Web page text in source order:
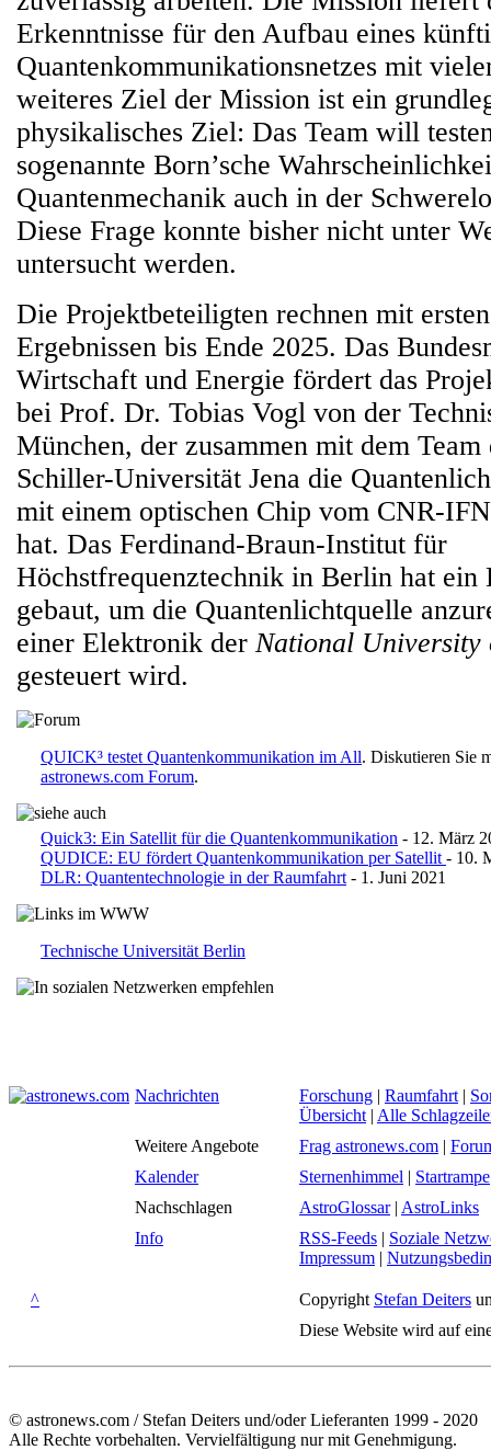
Erkenntnisse für den Aufbau eines
Quantenkommunikationsnetzes mit
weiteres Ziel der Mission ist ein
physikalisches Ziel: Das Team will
sogenannte Born’sche
Quantenmechanik auch in der
Diese Frage konnte bisher nicht unter
untersucht werden.
Die Projektbeteiligten rechnen mit
Ergebnissen bis Ende 2025. Das
Wirtschaft und Energie fördert das
bei Prof. Dr. Tobias Vogl von der
München, der zusammen mit dem
Schiller-Universität Jena die
mit einem optischen Chip vom CNR-
hat. Das Ferdinand-Braun-Institut für
Höchstfrequenztechnik in Berlin hat ein
gebaut, um die Quantenlichtquelle
einer Elektronik der National University
gesteuert wird.
QUICK³ testet Quantenkommunikation im All. Diskutieren Sie
astronews.com Forum.
Quick3: Ein Satellit für die Quantenkommunikation - 12. März
QUDICE: EU fördert Quantenkommunikation per Satellit - 10.
DLR: Quantentechnologie in der Raumfahrt - 1. Juni 2021
Technische Universität Berlin
Nachrichten Forschung | Raumfahrt |
Übersicht | Alle
Weitere Angebote
Frag astronews.com |
Kalender
Sternenhimmel | Startrampe
Nachschlagen
AstroGlossar| AstroLinks
Info
RSS-Feeds | Soziale
Impressum |
^ Copyright Stefan Deiters
Diese Website wird auf
© astronews.com / Stefan Deiters und/oder Lieferanten 1999 - 2020
Alle Rechte vorbehalten. Vervielfältigung nur mit Genehmigung.